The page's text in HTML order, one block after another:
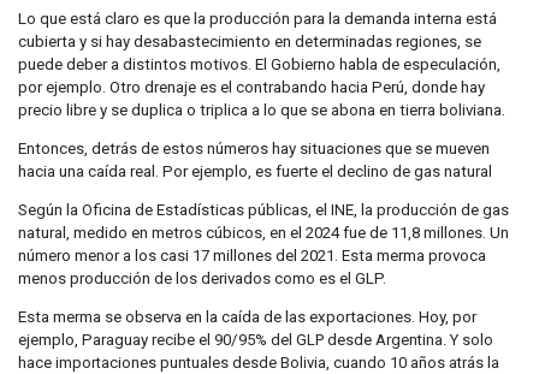
Lo que está claro es que la producción para la demanda interna está
cubierta y si hay desabastecimiento en determinadas regiones, se
puede deber a distintos motivos. El Gobierno habla de especulación,
por ejemplo. Otro drenaje es el contrabando hacia Perú, donde hay
precio libre y se duplica o triplica a lo que se abona en tierra boliviana.
Entonces, detrás de estos números hay situaciones que se mueven
hacia una caída real. Por ejemplo, es fuerte el declino de gas natural
Según la Oficina de Estadísticas públicas, el INE, la producción de gas
natural, medido en metros cúbicos, en el 2024 fue de 11,8 millones. Un
número menor a los casi 17 millones del 2021. Esta merma provoca
menos producción de los derivados como es el GLP.
Esta merma se observa en la caída de las exportaciones. Hoy, por
ejemplo, Paraguay recibe el 90/95% del GLP desde Argentina. Y solo
hace importaciones puntuales desde Bolivia, cuando 10 años atrás la